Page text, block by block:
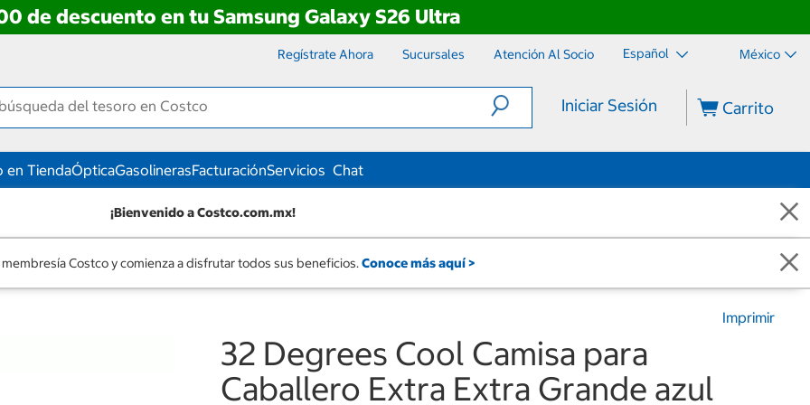
de descuento en tu Samsung Galaxy S26 Ultra
Regístrate Ahora Sucursales Atención Al Socio Español México
Iniciar Sesión Carrito
en TiendaÓpticaGasolinerasFacturaciónServicios Chat
¡Bienvenido a Costco.com.mx!
Costco y comienza a disfrutar todos sus beneficios. Conoce más aquí >
Imprimir
32 Degrees Cool Camisa para
Caballero Extra Extra Grande azul